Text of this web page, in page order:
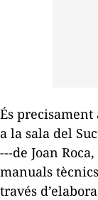
És
a la sala del
---de Joan
manuals
través